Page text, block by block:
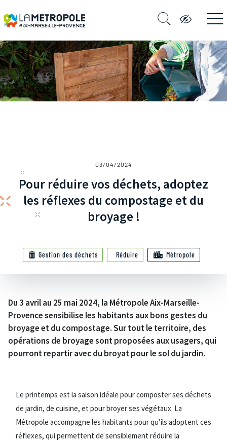
03/04/2024
Pour réduire vos déchets, adoptez
les réflexes du compostage et du
broyage !
Gestion des déchets Réduire Métropole
Du 3 avril au 25 mai 2024, la Métropole Aix-Marseille-
Provence sensibilise les habitants aux bons gestes du
broyage et du compostage. Sur tout le territoire, des
opérations de broyage sont proposées aux usagers, qui
pourront repartir avec du broyat pour le sol du jardin.
Le printemps est la saison idéale pour composter ses déchets
de jardin, de cuisine, et pour broyer ses végétaux. La
Métropole accompagne les habitants pour qu’ils adoptent ces
réflexes, qui permettent de sensiblement réduire la